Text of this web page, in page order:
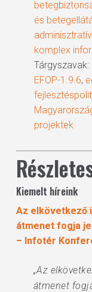
és
komplex
Tárgyszavak:
EFOP-1.9.6,
projektek
Kiemelt híreink
Az elkövetkező
átmenet fogja
– Infotér
„Az
átmenet